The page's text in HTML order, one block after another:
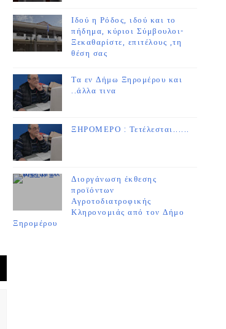
Ιδού η Ρόδος, ιδού και το
πήδημα, κύριοι Σύμβουλοι-
Ξεκαθαρίστε, επιτέλους ,τη
θέση σας
Τα εν Δήμω Ξηρομέρου και
..άλλα τινα
ΞΗΡΟΜΕΡΟ : Τετέλεσται......
Διοργάνωση έκθεσης
προϊόντων
Αγροτοδιατροφικής
Κληρονομιάς από τον Δήμο
Ξηρομέρου